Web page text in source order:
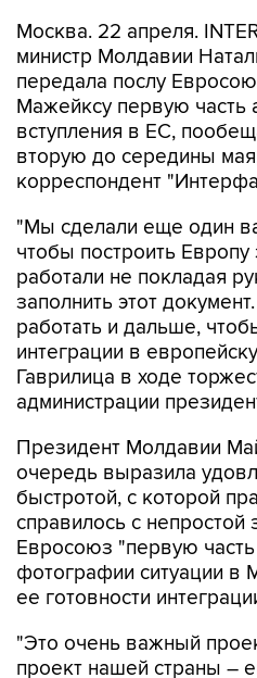
Москва. 22 апреля.
министр Молдавии
передала послу
Мажейксу первую часть
вступления в ЕС,
вторую до середины
корреспондент
"Мы сделали еще один
чтобы построить
работали не покладая
заполнить этот
работать и дальше,
интеграции в
Гаврилица в ходе
администрации
Президент Молдавии
очередь выразила
быстротой, с которой
справилось с непростой
Евросоюз "первую
фотографии ситуации в
ее готовности
"Это очень важный
проект нашей страны –